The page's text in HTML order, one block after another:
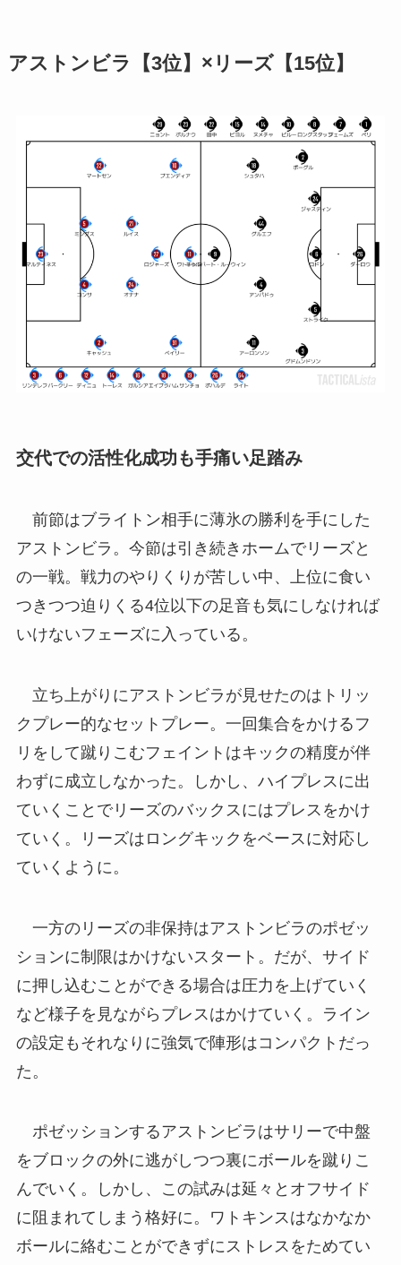
アストンビラ【3位】×リーズ【15位】
交代での活性化成功も手痛い足踏み
前節はブライトン相手に薄氷の勝利を手にした
アストンビラ。今節は引き続きホームでリーズと
の一戦。戦力のやりくりが苦しい中、上位に食い
つきつつ迫りくる4位以下の足音も気にしなければ
いけないフェーズに入っている。
立ち上がりにアストンビラが見せたのはトリッ
クプレー的なセットプレー。一回集合をかけるフ
リをして蹴りこむフェイントはキックの精度が伴
わずに成立しなかった。しかし、ハイプレスに出
ていくことでリーズのバックスにはプレスをかけ
ていく。リーズはロングキックをベースに対応し
ていくように。
一方のリーズの非保持はアストンビラのポゼッ
ションに制限はかけないスタート。だが、サイド
に押し込むことができる場合は圧力を上げていく
など様子を見ながらプレスはかけていく。ライン
の設定もそれなりに強気で陣形はコンパクトだっ
た。
ポゼッションするアストンビラはサリーで中盤
をブロックの外に逃がしつつ裏にボールを蹴りこ
んでいく。しかし、この試みは延々とオフサイド
に阻まれてしまう格好に。ワトキンスはなかなか
ボールに絡むことができずにストレスをためてい